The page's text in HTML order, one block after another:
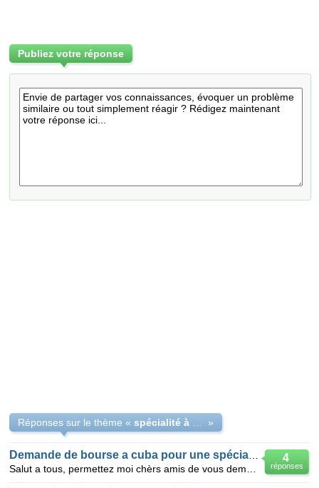
Publiez votre réponse
Réponses sur le thème « »
4
réponses